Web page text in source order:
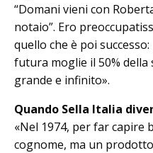
“Domani vieni con
notaio”. Ero
quello che è poi
futura moglie il 50% della
grande e infinito».
Quando Sella Italia
«Nel 1974, per far capire
cognome, ma un